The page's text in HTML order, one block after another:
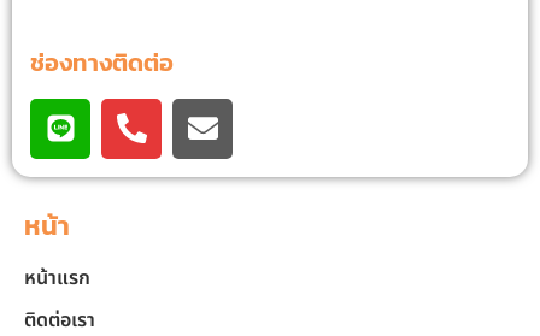
ช่องทางติดต่อ
หน้า
หน้าแรก
ติดต่อเรา